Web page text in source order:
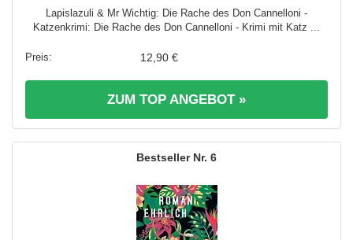
Lapislazuli & Mr Wichtig: Die Rache des Don Cannelloni -
Katzenkrimi: Die Rache des Don Cannelloni - Krimi mit Katz ...
12,90 €
ZUM TOP ANGEBOT »
6